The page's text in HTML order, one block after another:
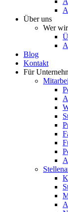
Über uns
Wer
Blog
Kontakt
Für